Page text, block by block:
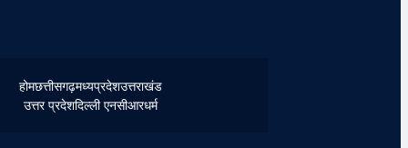
होमछत्तीसगढ़मध्यप्रदेशउत्तराखंड
उत्तर प्रदेशदिल्ली एनसीआरधर्म